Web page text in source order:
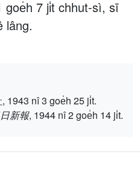
goe̍h 7 ji̍t chhut-sì, sī
lâng.
1943 nî 3 goe̍h 25 ji̍t.
新報, 1944 nî 2 goe̍h 14 ji̍t.